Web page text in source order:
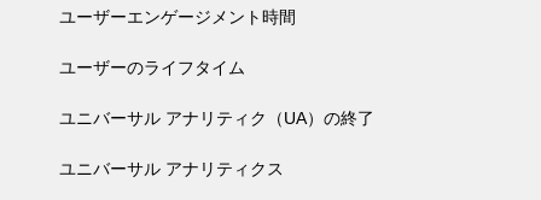
ユーザーエンゲージメント時間
ユーザーのライフタイム
ユニバーサル アナリティク（UA）の終了
ユニバーサル アナリティクス